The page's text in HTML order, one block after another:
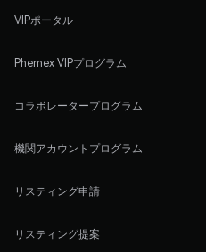
VIPポータル
Phemex VIPプログラム
コラボレータープログラム
機関アカウントプログラム
リスティング申請
リスティング提案